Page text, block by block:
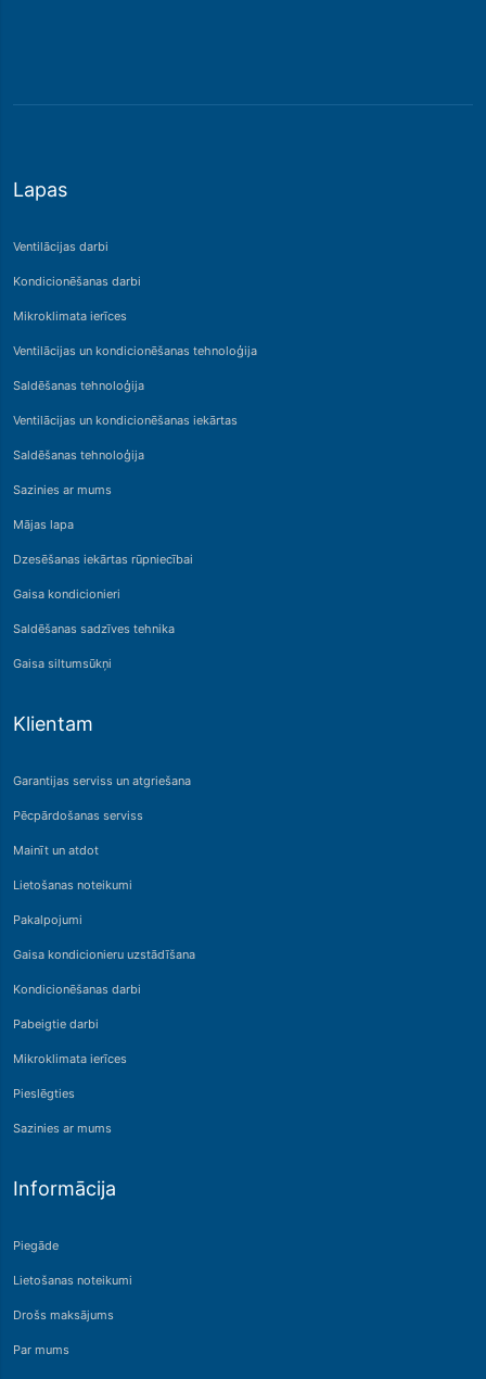
Lapas
Ventilācijas darbi
Kondicionēšanas darbi
Mikroklimata ierīces
Ventilācijas un kondicionēšanas tehnoloģija
Saldēšanas tehnoloģija
Ventilācijas un kondicionēšanas iekārtas
Saldēšanas tehnoloģija
Sazinies ar mums
Mājas lapa
Dzesēšanas iekārtas rūpniecībai
Gaisa kondicionieri
Saldēšanas sadzīves tehnika
Gaisa siltumsūkņi
Klientam
Garantijas serviss un atgriešana
Pēcpārdošanas serviss
Mainīt un atdot
Lietošanas noteikumi
Pakalpojumi
Gaisa kondicionieru uzstādīšana
Kondicionēšanas darbi
Pabeigtie darbi
Mikroklimata ierīces
Pieslēgties
Sazinies ar mums
Informācija
Piegāde
Lietošanas noteikumi
Drošs maksājums
Par mums